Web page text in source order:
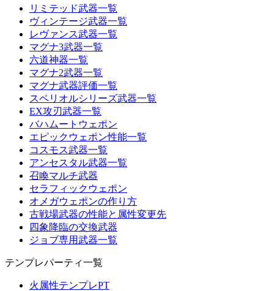
リミテッド武器一覧
ヴィンテージ武器一覧
レヴァンス武器一覧
マグナ3武器一覧
六道神器一覧
マグナ2武器一覧
マグナ武器評価一覧
スペリオルシリーズ武器一覧
EX攻刃武器一覧
バハムートウェポン
エピックウェポン性能一覧
コスモス武器一覧
アンセスタル武器一覧
召喚マルチ武器
セラフィックウェポン
オメガウェポンの作り方
古戦場武器の性能と属性変更先
四象降臨の交換武器
ジョブ専用武器一覧
テンプレパーティ一覧
火属性テンプレPT